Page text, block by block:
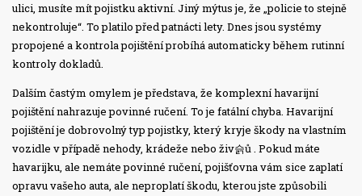
ulici, musíte mít pojistku aktivní. Jiný mýtus je, že „policie to stejně
nekontroluje“. To platilo před patnácti lety. Dnes jsou systémy
propojené a kontrola pojištění probíhá automaticky během rutinní
kontroly dokladů.
Dalším častým omylem je představa, že komplexní havarijní
pojištění nahrazuje povinné ručení. To je fatální chyba. Havarijní
pojištěníje dobrovolný typ pojistky, který kryje škody na vlastním
vozidle v případě nehody, krádeže nebo živ슭ů. Pokud máte
havarijku, ale nemáte povinné ručení, pojišťovna vám sice zaplatí
opravu vašeho auta, ale neproplatí škodu, kterou jste způsobili